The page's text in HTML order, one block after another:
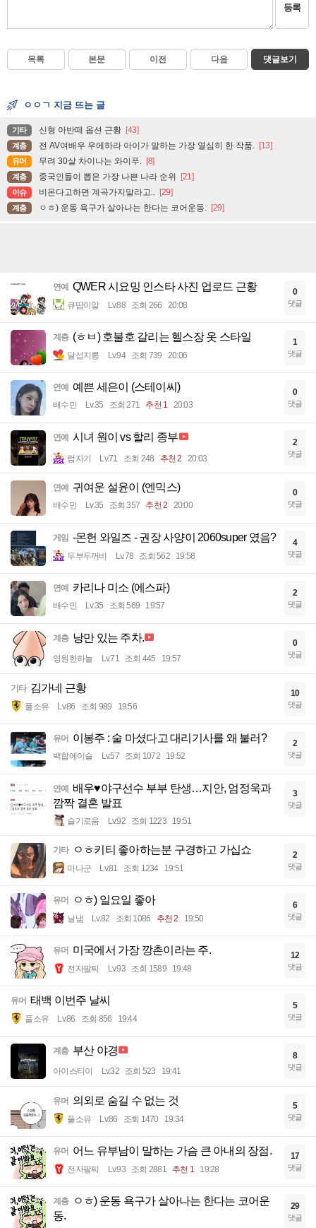
등록
목록 본문 이전 다음 댓글보기
ㅇㅇㄱ 지금 뜨는 글
기타 신형 아반떼 옵션 근황 [43]
계층 전 AV여배우 우에하라 아이가 말하는 가장 열심히 한 작품. [13]
유머 무려 30살 차이나는 와이푸. [8]
계층 중국인들이 뽑은 가장 나쁜 나라 순위 [21]
이슈 비온다고하면 계곡가지말라고.. [29]
계층 ㅇㅎ) 운동 욕구가 살아나는 한다는 코어운동. [29]
연예 QWER 시요밍 인스타 사진 업로드 근황
큐땁이알 Lv.88 조회 266 20:08
0
댓글
계층 (ㅎㅂ) 호불호 갈리는 헬스장 옷 스타일
달섭지롱 Lv.94 조회 739 20:06
1
댓글
연예 예쁜 세은이 (스테이씨)
배수민 Lv.35 조회 271 추천 1 20:03
0
댓글
연예 시녀 원이 vs 할리 종부
럼자기 Lv.71 조회 248 추천 2 20:03
2
댓글
연예 귀여운 설윤이 (엔믹스)
배수민 Lv.35 조회 357 추천 2 20:00
0
댓글
게임 -몬헌 와일즈 - 권장 사양이 2060super 였음?
두부두꺼비 Lv.78 조회 562 19:58
4
댓글
연예 카리나 미소 (에스파)
배수민 Lv.35 조회 569 19:57
2
댓글
계층 낭만 있는 주차.
영원한하늘 Lv.71 조회 445 19:57
0
댓글
기타 김가네 근황
풀소유 Lv.86 조회 989 19:56
10
댓글
유머 이봉주 : 술 마셨다고 대리기사를 왜 불러?
백합에이슬 Lv.57 조회 1072 19:52
2
댓글
연예 배우♥야구선수 부부 탄생…지안, 엄정욱과
깜짝 결혼 발표
슬기로움 Lv.92 조회 1223 19:51
3
댓글
기타 ㅇㅎ키티 좋아하는분 구경하고 가십쇼
마나군 Lv.81 조회 1234 19:51
2
댓글
유머 ㅇㅎ) 일요일 좋아
닐냄 Lv.82 조회 1086 추천 2 19:50
6
댓글
유머 미국에서 가장 깡촌이라는 주.
전자팔찌 Lv.93 조회 1589 19:48
12
댓글
유머 태백 이번주 날씨
풀소유 Lv.86 조회 856 19:44
5
댓글
계층 부산 야경
아이스티이 Lv.32 조회 523 19:41
8
댓글
유머 의외로 숨길 수 없는 것
풀소유 Lv.86 조회 1470 19:34
5
댓글
유머 어느 유부남이 말하는 가슴 큰 아내의 장점.
전자팔찌 Lv.93 조회 2881 추천 1 19:28
17
댓글
계층
ㅇㅎ) 운동 욕구가 살아나는 한다는 코어운
동.
29
댓글